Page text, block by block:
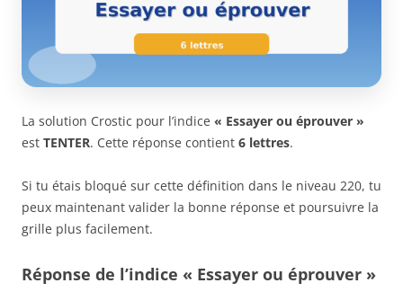
La solution Crostic pour l’indice « Essayer ou éprouver »
est TENTER. Cette réponse contient 6 lettres.
Si tu étais bloqué sur cette définition dans le niveau 220, tu
peux maintenant valider la bonne réponse et poursuivre la
grille plus facilement.
Réponse de l’indice « Essayer ou éprouver »